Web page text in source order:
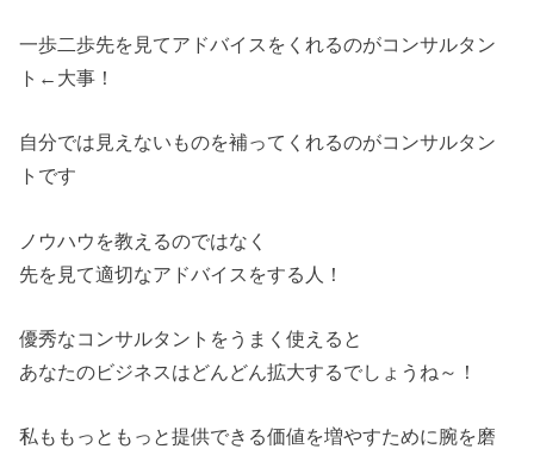
一歩二歩先を見てアドバイスをくれるのがコンサルタン
ト←大事！
自分では見えないものを補ってくれるのがコンサルタン
トです
ノウハウを教えるのではなく
先を見て適切なアドバイスをする人！
優秀なコンサルタントをうまく使えると
あなたのビジネスはどんどん拡大するでしょうね～！
私ももっともっと提供できる価値を増やすために腕を磨